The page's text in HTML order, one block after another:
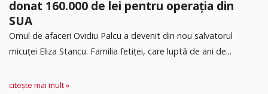
donat 160.000 de lei pentru operația din
SUA
Omul de afaceri Ovidiu Palcu a devenit din nou salvatorul
micuței Eliza Stancu. Familia fetiței, care luptă de ani de...
citește mai mult »